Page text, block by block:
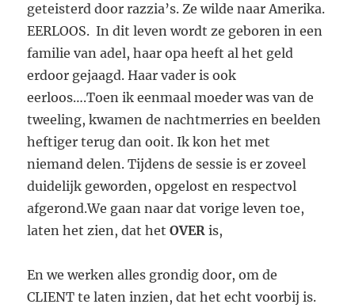
geteisterd door razzia’s. Ze wilde naar Amerika.
EERLOOS. In dit leven wordt ze geboren in een
familie van adel, haar opa heeft al het geld
erdoor gejaagd. Haar vader is ook
eerloos….Toen ik eenmaal moeder was van de
tweeling, kwamen de nachtmerries en beelden
heftiger terug dan ooit. Ik kon het met
niemand delen. Tijdens de sessie is er zoveel
duidelijk geworden, opgelost en respectvol
afgerond.We gaan naar dat vorige leven toe,
laten het zien, dat hetOVER is,
En we werken alles grondig door, om de
CLIENT te laten inzien, dat het echt voorbij is.